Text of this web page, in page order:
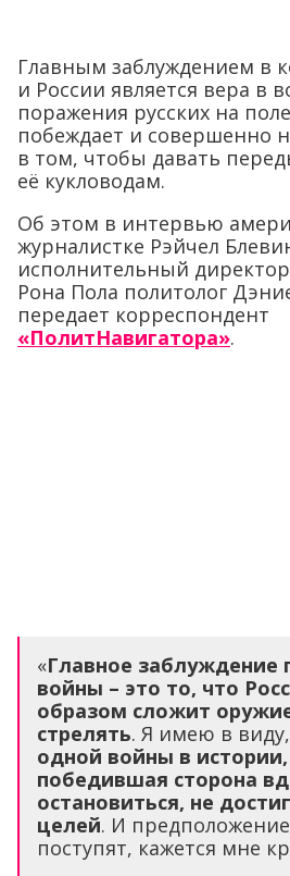
Главным заблуждением в
и России является вера в
поражения русских на
побеждает и совершенно
в том, чтобы давать
её кукловодам.
Об этом в интервью
журналистке Рэйчел
исполнительный
Рона Пола политолог
передает корреспондент
«ПолитНавигатора».
«Главное заблуждение
войны – это то, что
образом сложит
стрелять. Я имею в
одной войны в
победившая сторона
остановиться, не
целей. И
поступят, кажется мне